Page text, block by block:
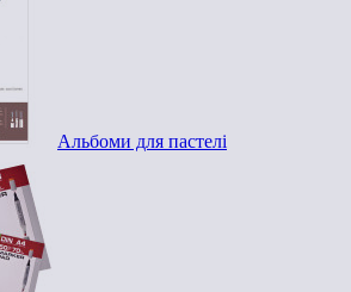
Альбоми для пастелі